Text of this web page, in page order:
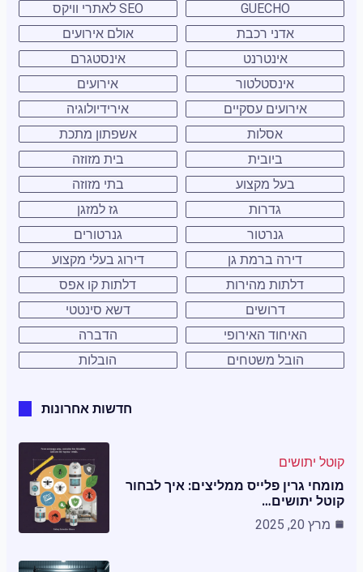
GUECHO
SEO לאתרי וויקס
אדני רכבת
אולם אירועים
אינטרנט
אינסטגרם
אינסטלטור
אירועים
אירועים עסקיים
אירידיולוגיה
אסלות
אשפתון מתכת
ביובית
בית מזוזה
בעל מקצוע
בתי מזוזה
גדרות
גז למזגן
גנרטור
גנרטורים
דירה ברמת גן
דירוג בעלי מקצוע
דלתות מהירות
דלתות קו אפס
דרושים
דשא סינטטי
האיחוד האירופי
הדברה
הובל משטחים
הובלות
חדשות אחרונות
קוטל יתושים
מומחי גרין פלייס ממליצים: איך לבחור
קוטל יתושים…
מרץ 20, 2025